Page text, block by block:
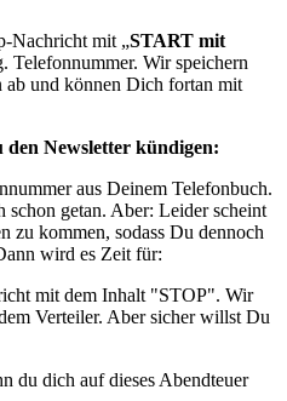
Nachricht mit „START mit
Telefonnummer. Wir speichern
und können Dich fortan mit
den Newsletter kündigen:
aus Deinem Telefonbuch.
schon getan. Aber: Leider scheint
zu kommen, sodass Du dennoch
wird es Zeit für:
mit dem Inhalt "STOP". Wir
Verteiler. Aber sicher willst Du
du dich auf dieses Abendteuer